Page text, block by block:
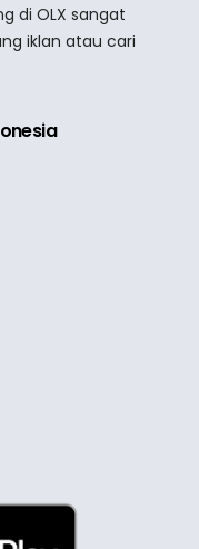
di OLX sangat
iklan atau cari